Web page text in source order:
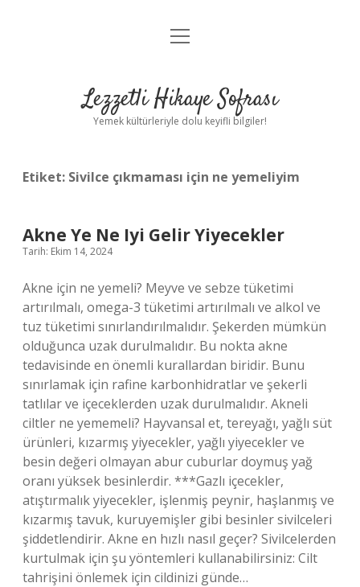
Anasayfa
Yasal Uyarı
menüyü
Lezzetli Hikaye Sofrası
Yemek kültürleriyle dolu keyifli bilgiler!
Etiket: Sivilce çıkmaması için ne yemeliyim
Akne Ye Ne Iyi Gelir Yiyecekler
Tarih: Ekim 14, 2024
Akne için ne yemeli? Meyve ve sebze tüketimi
artırılmalı, omega-3 tüketimi artırılmalı ve alkol ve
tuz tüketimi sınırlandırılmalıdır. Şekerden mümkün
olduğunca uzak durulmalıdır. Bu nokta akne
tedavisinde en önemli kurallardan biridir. Bunu
sınırlamak için rafine karbonhidratlar ve şekerli
tatlılar ve içeceklerden uzak durulmalıdır. Akneli
ciltler ne yememeli? Hayvansal et, tereyağı, yağlı süt
ürünleri, kızarmış yiyecekler, yağlı yiyecekler ve
besin değeri olmayan abur cuburlar doymuş yağ
oranı yüksek besinlerdir. ***Gazlı içecekler,
atıştırmalık yiyecekler, işlenmiş peynir, haşlanmış ve
kızarmış tavuk, kuruyemişler gibi besinler sivilceleri
şiddetlendirir. Akne en hızlı nasıl geçer? Sivilcelerden
kurtulmak için şu yöntemleri kullanabilirsiniz: Cilt
tahrişini önlemek için cildinizi günde…